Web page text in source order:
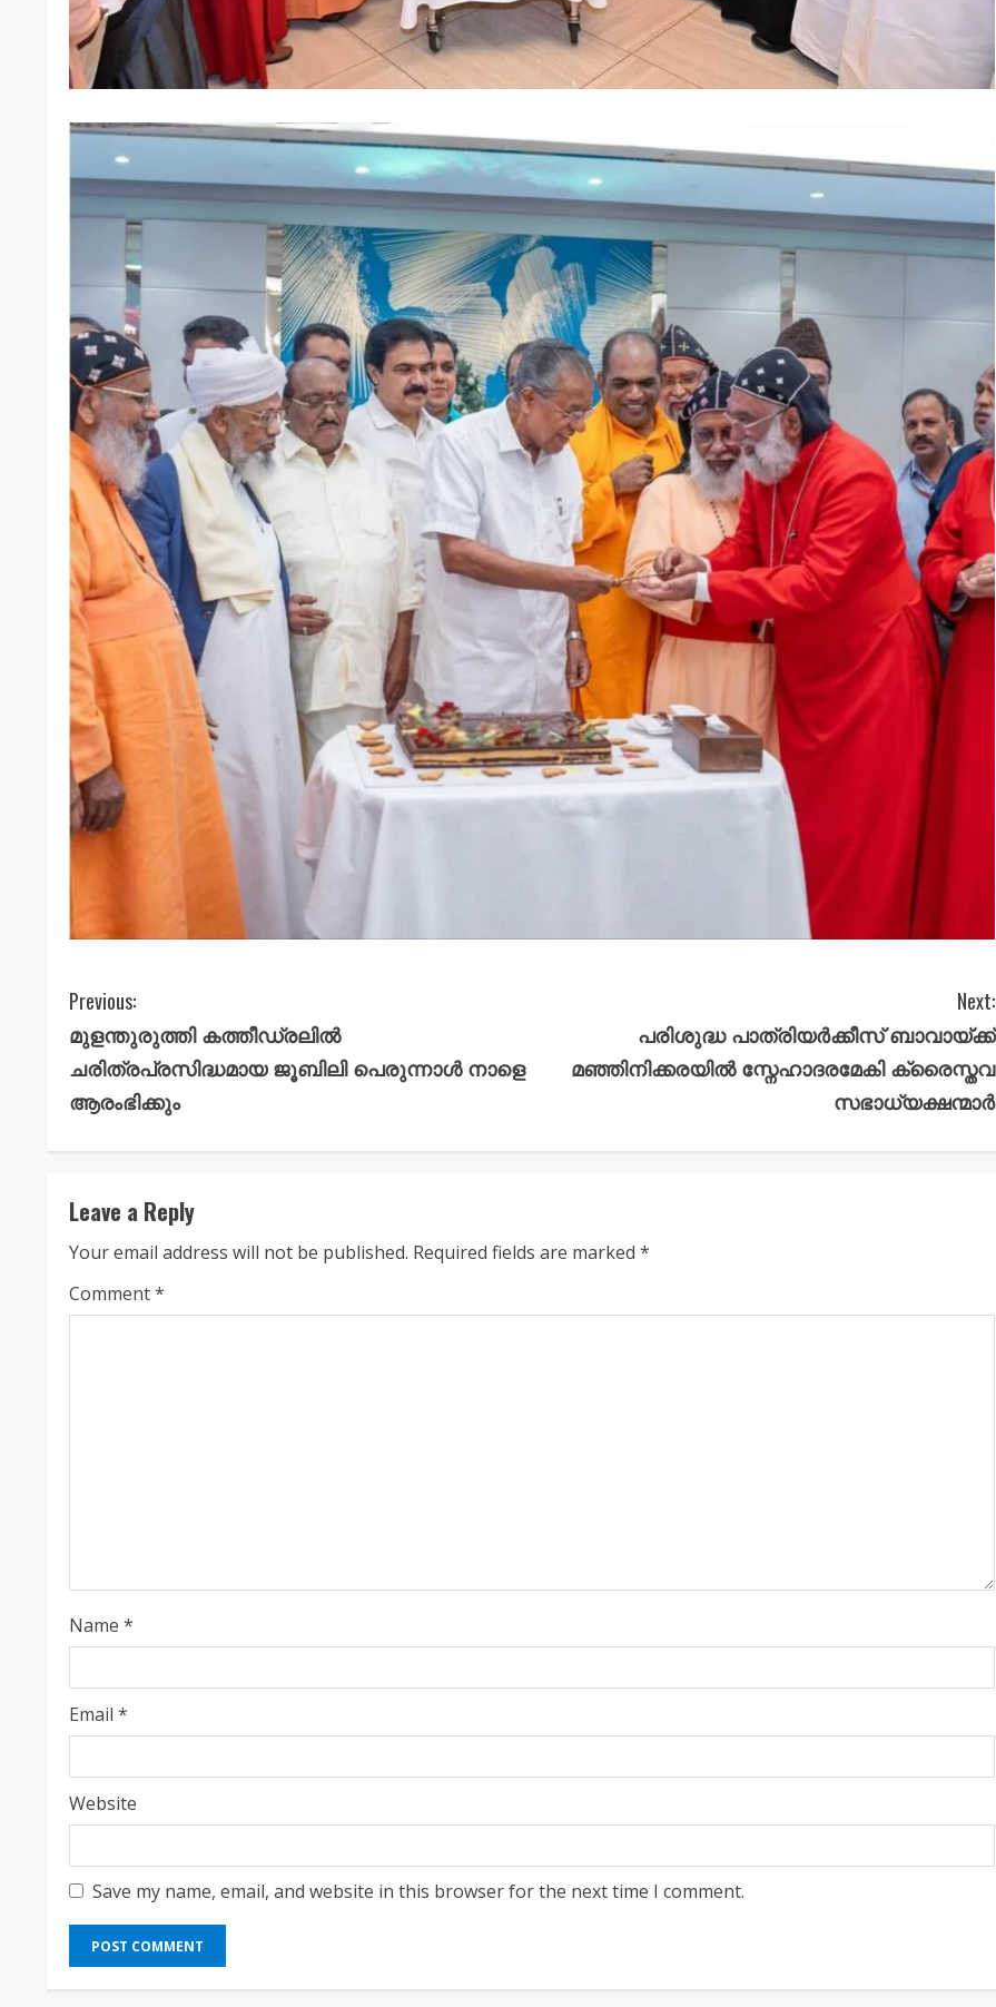
C
o
n
t
i
n
u
e
n
g
Previous:
മുളന്തുരുത്തി കത്തീഡ്രലിൽ
ചരിത്രപ്രസിദ്ധമായ ജൂബിലി പെരുന്നാൾ നാളെ
ആരംഭിക്കും
Next:
പരിശുദ്ധ പാത്രിയർക്കീസ് ബാവായ്ക്ക്
മഞ്ഞിനിക്കരയിൽ സ്നേഹാദരമേകി ക്രൈസ്തവ
സഭാധ്യക്ഷന്മാർ
Leave a Reply
Your email address will not be published. Required fields are marked *
Comment*
Name *
Email *
Website
Save my name, email, and website in this browser for the next time I comment.